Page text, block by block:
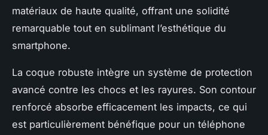
matériaux de haute qualité, offrant une solidité
remarquable tout en sublimant l’esthétique du
smartphone.
La coque robuste intègre un système de protection
avancé contre les chocs et les rayures. Son contour
renforcé absorbe efficacement les impacts, ce qui
est particulièrement bénéfique pour un téléphone